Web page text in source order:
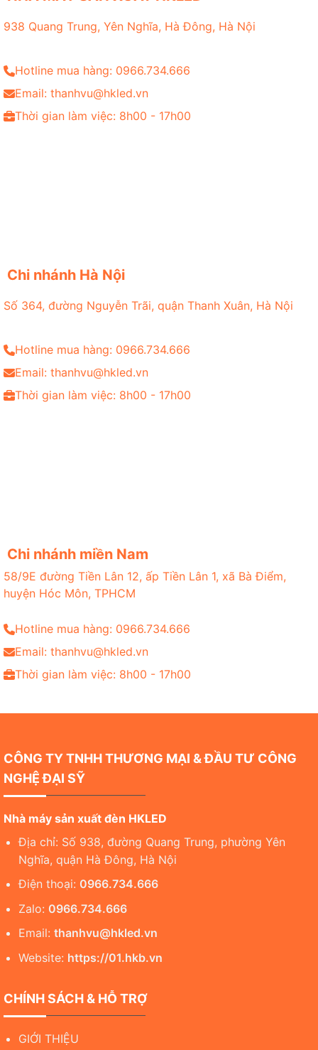
938 Quang Trung, Yên Nghĩa, Hà Đông, Hà Nội
Hotline mua hàng: 0966.734.666
Email: thanhvu@hkled.vn
Thời gian làm việc: 8h00 - 17h00
Chi nhánh Hà Nội
Số 364, đường Nguyễn Trãi, quận Thanh Xuân, Hà Nội
Hotline mua hàng: 0966.734.666
Email: thanhvu@hkled.vn
Thời gian làm việc: 8h00 - 17h00
Chi nhánh miền Nam
58/9E đường Tiền Lân 12, ấp Tiền Lân 1, xã Bà Điểm,
huyện Hóc Môn, TPHCM
Hotline mua hàng: 0966.734.666
Email: thanhvu@hkled.vn
Thời gian làm việc: 8h00 - 17h00
CÔNG TY TNHH THƯƠNG MẠI & ĐẦU TƯ CÔNG
NGHỆ ĐẠI SỸ
Nhà máy sản xuất đèn HKLED
Địa chỉ: Số 938, đường Quang Trung, phường Yên
Nghĩa, quận Hà Đông, Hà Nội
Điện thoại: 0966.734.666
Zalo: 0966.734.666
Email: thanhvu@hkled.vn
Website: https://01.hkb.vn
CHÍNH SÁCH & HỖ TRỢ
GIỚI THIỆU